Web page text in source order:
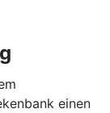
einen